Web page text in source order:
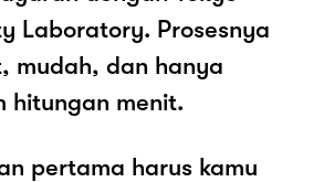
Laboratory. Prosesnya
mudah, dan hanya
hitungan menit.
pertama harus kamu